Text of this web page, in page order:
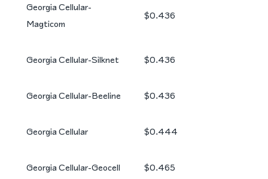
Georgia Cellular-
Magticom
$0.436
Georgia Cellular-Silknet $0.436
Georgia Cellular-Beeline $0.436
Georgia Cellular $0.444
Georgia Cellular-Geocell $0.465